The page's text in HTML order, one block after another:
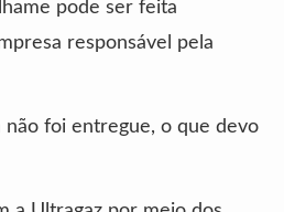
pode ser feita
responsável pela
não foi entregue, o que devo